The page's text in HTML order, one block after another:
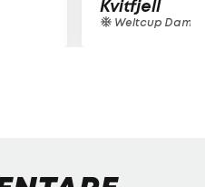
Kvitfjell
Weltcup